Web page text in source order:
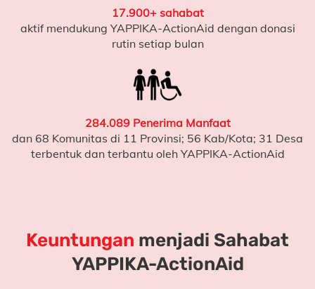
(L - untuk literasi)
Harapan Itu Nyata
Pendekatan belajar yang tepat dan dukungan yang
konsisten terbukti membawa perubahan.
SDN Sowa , pendampingan belajar bersama
Guru-guru lebih siap mendampingi proses belajar
Melihat perubahan seperti ini membuat saya semakin
17.900+ sahabat
aktif mendukung YAPPIKA-ActionAid dengan donasi
rutin setiap bulan
284.089 Penerima Manfaat
dan 68 Komunitas di 11 Provinsi; 56 Kab/Kota; 31 Desa
terbentuk dan terbantu oleh YAPPIKA-ActionAid
Keuntungan menjadi Sahabat
YAPPIKA-ActionAid